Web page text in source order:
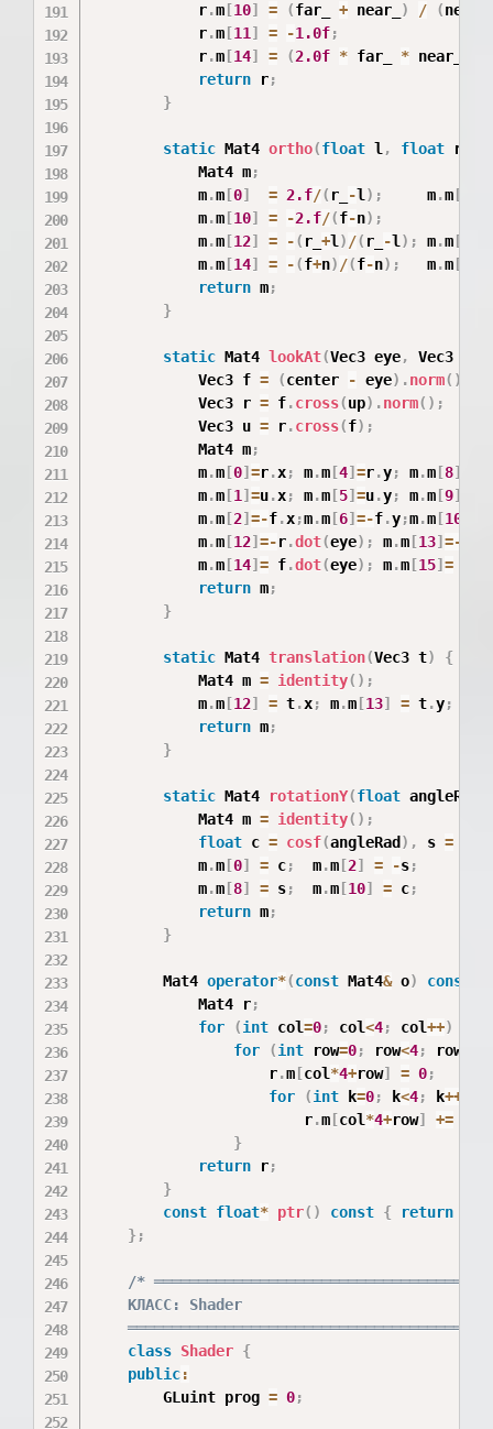
            r
.m [10] = (far_ + near_ ) / (
            r
.m [11 ] = -1.0f;
            r
.m [14] = (2.0f * far_ * near_
return r;
}
static Mat4 ortho(float l , float r_
            Mat4 m
;
            m
.m [0] = 2.f/( r_ -l ) ;
     m
.m [
            m
.m [10] = -2.f/(f-n) ;
            m
.m [12] = -( r_+l ) /( r_ -l ) ; m.m [
            m
.m [14] = -(f+n) /(f-n) ;
   m
.m [
return m;
}
static Mat4 lookAt(Vec3 eye,
Vec3
            Vec3 f
= (center - eye) .norm( )
            Vec3 r
= f.cross(up) .norm( ) ;
            Vec3 u
= r.cross(f) ;
            Mat4 m
;
            m
.m [0]=r.x; m.m [4]=r.y; m.m [8]
            m
.m [1 ]=u.x; m.m [5]=u.y; m.m [9]
            m
.m [2]=-f.x;m.m [6]=-f.y;m.m [10
            m
.m [12]=-r.dot(eye) ; m.m [13]=-
            m
.m [14]= f.dot(eye) ; m.m [15]=
return m;
}
static Mat4 translation(Vec3 t)
{
            Mat4 m
= identity( ) ;
            m
.m [12] = t.x; m.m [13] = t.y;
return m;
}
static Mat4 rotationY(float angleRad
            Mat4 m
= identity( ) ;
float c = cosf(angleRad ) , s =
            m
.m [0] = c;
  m
.m [2] = -s;
            m
.m [8] = s;
  m
.m [10] = c;
return m;
}
        Mat4
operator*(const Mat4& o) const
            Mat4 r
;
for
(int col=0; col<4; col++)
for
(int row=0; row<4; row
                    r
.m [col*4+row] = 0;
for
(int k=0; k<4; k++
                        r
.m [col*4+row] +=
}
return r;
}
const float* ptr( ) const { return
} ;
/*
    КЛАСС: Shader
class Shader {
public:
        GLuint prog
= 0;